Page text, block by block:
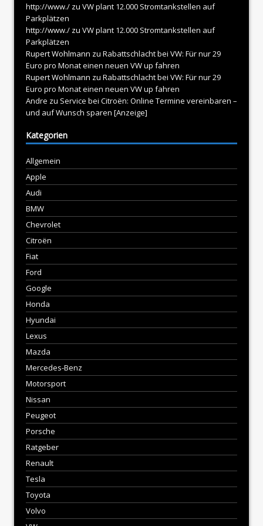
http://www./ zu VW plant 12.000 Stromtankstellen auf
Parkplätzen
http://www./ zu VW plant 12.000 Stromtankstellen auf
Parkplätzen
Rupert Wohlmann zu Rabattschlacht bei VW: Für nur 29
Euro pro Monat einen neuen VW up fahren
Rupert Wohlmann zu Rabattschlacht bei VW: Für nur 29
Euro pro Monat einen neuen VW up fahren
Andre zu Service bei Citroën: Online Termine vereinbaren –
und auf Wunsch sparen [Anzeige]
Kategorien
Allgemein
Apple
Audi
BMW
Chevrolet
Citroën
Fiat
Ford
Google
Honda
Hyundai
Lexus
Mazda
Mercedes-Benz
Motorsport
Nissan
Peugeot
Porsche
Ratgeber
Renault
Tesla
Toyota
Volvo